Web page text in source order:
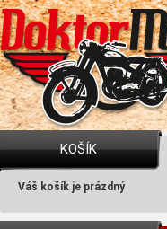
KOŠÍK
Váš košík je prázdný